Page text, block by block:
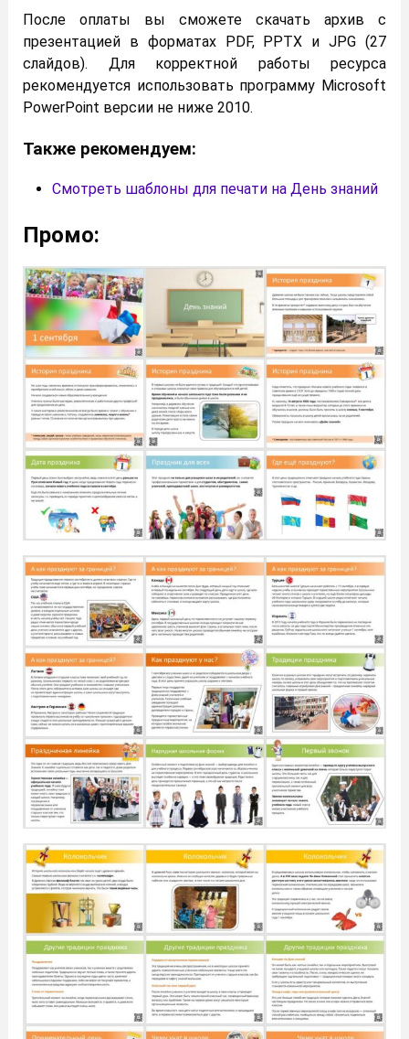
После оплаты вы сможете скачать архив с
презентацией в форматах PDF, PPTX и JPG (27
слайдов). Для корректной работы ресурса
рекомендуется использовать программу Microsoft
PowerPoint версии не ниже 2010.
Также рекомендуем:
Смотреть шаблоны для печати на День знаний
Промо: